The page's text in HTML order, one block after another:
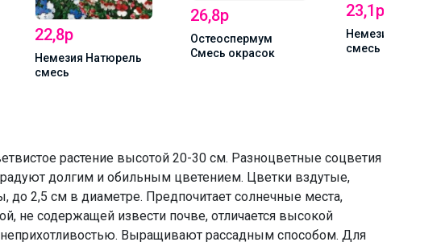
22,8р
Немезия Натюрель
смесь
26,8р
Остеоспермум
Смесь окрасок
23,1р
Немезия Карнавал
смесь
растение высотой 20-30 см. Разноцветные соцветия
долгим и обильным цветением. Цветки вздутые,
до 2,5 см в диаметре. Предпочитает солнечные места,
не содержащей извести почве, отличается высокой
Выращивают рассадным способом. Для